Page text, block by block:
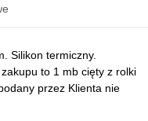
Silikon termiczny.
to 1 mb cięty z rolki
przez Klienta nie